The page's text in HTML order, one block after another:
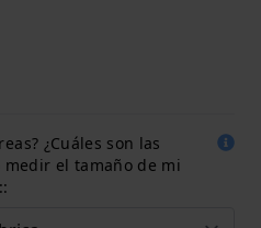
¿Cuáles son las
medir el tamaño de mi